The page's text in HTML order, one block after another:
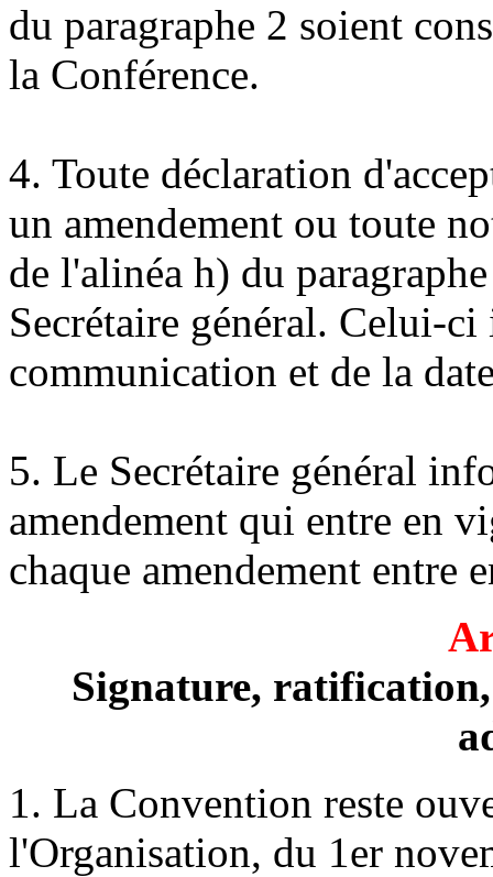
du paragraphe 2 soient
la Conférence.
4. Toute déclaration
un amendement ou toute
de l'alinéa h) du
Secrétaire général. Celui-
communication et de la
5. Le Secrétaire général
amendement qui entre en
chaque amendement entre
Signature,
1. La Convention reste
l'Organisation, du 1er